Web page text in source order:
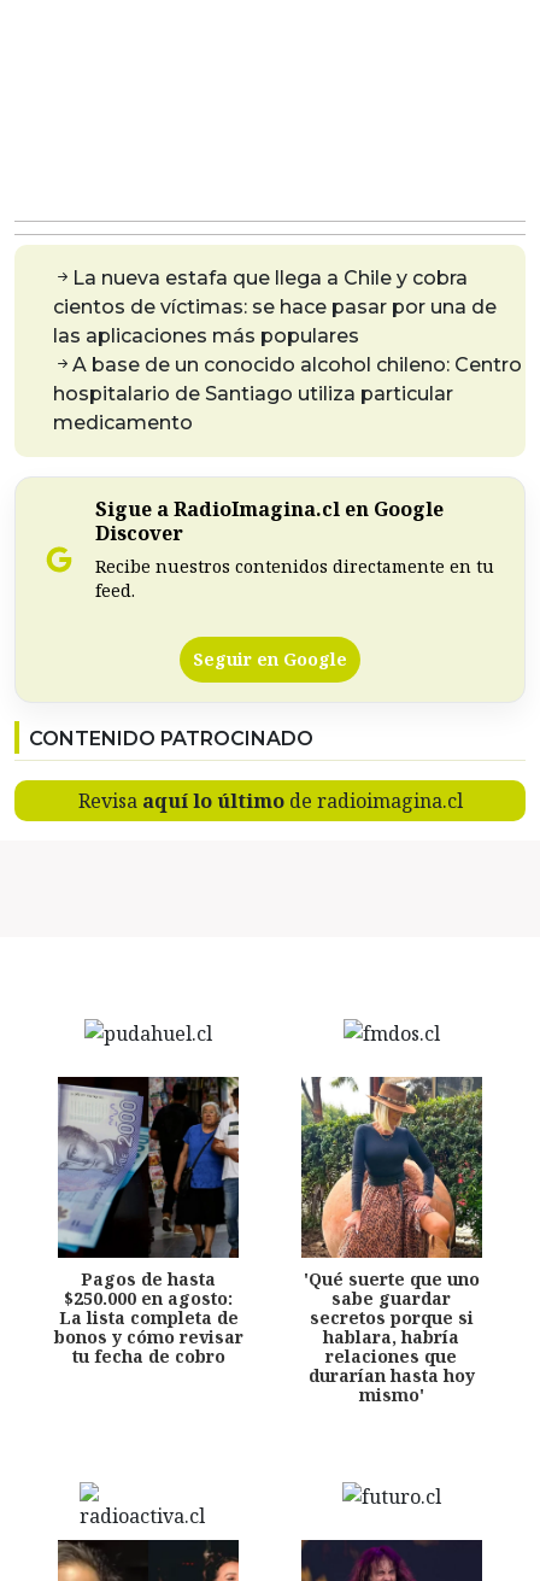
La nueva estafa que llega a Chile y cobra
cientos de víctimas: se hace pasar por una de
las aplicaciones más populares
A base de un conocido alcohol chileno: Centro
hospitalario de Santiago utiliza particular
medicamento
Sigue a RadioImagina.cl en Google
Discover
Recibe nuestros contenidos directamente en tu
feed.
Seguir en Google
CONTENIDO PATROCINADO
Revisa aquí lo últimode radioimagina.cl
Pagos de hasta
$250.000 en agosto:
La lista completa de
bonos y cómo revisar
tu fecha de cobro
'Qué suerte que uno
sabe guardar
secretos porque si
hablara, habría
relaciones que
durarían hasta hoy
mismo'